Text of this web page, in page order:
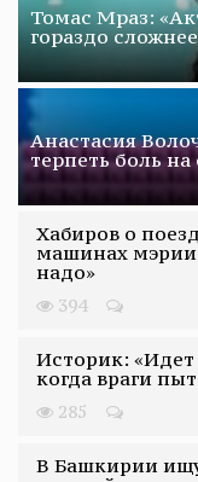
Томас Мраз:
гораздо
Анастасия
терпеть боль
Хабиров о
машинах мэрии
надо»
394
Историк: «Идет
когда враги
285
В Башкирии